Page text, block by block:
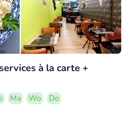
à la carte +
Ma Wo
Do